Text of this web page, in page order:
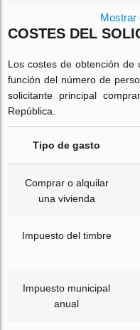
Mostrar
COSTES DEL
Los costes de obtención de
función del número de
solicitante principal
República.
Tipo de gasto
Comprar o alquilar
una vivienda
Impuesto del timbre
Impuesto municipal
anual